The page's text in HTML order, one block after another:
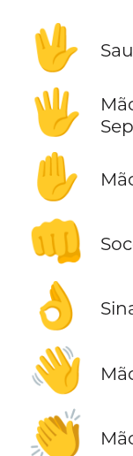
🖖
🖐️
✋
👊
👌
👋
👏